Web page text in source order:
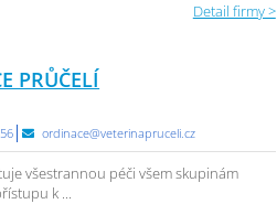
Detail firmy >
PRŮČELÍ
ordinace@veterinapruceli.cz
všestrannou péči všem skupinám
k ...